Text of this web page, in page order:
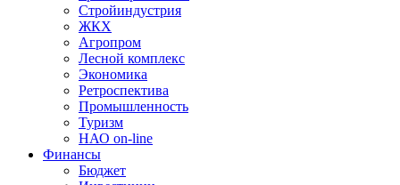
Стройиндустрия
ЖКХ
Агропром
Лесной комплекс
Экономика
Ретроспектива
Промышленность
Туризм
НАО on-line
Финансы
Бюджет